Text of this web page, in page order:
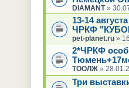
DIAMANT»
13-14
ЧРКФ
pet-planet.ru»
2*ЧРКФ
ТООЛЖ»
Три